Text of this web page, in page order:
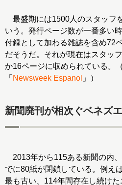
最盛期には1500人のスタッフ
いう。発行ページ数が一番多い
付録として加わる雑誌を含め72
だそうだ。それが現在はスタッ
か16ページに収められている。
「 Newsweek Espanol 」）
新聞廃刊が相次ぐベネズ
2013年から115ある新聞の内
でに80紙が閉鎖している。例え
最も古い、114年間存在し続け